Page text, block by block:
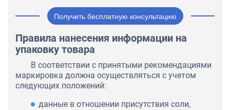
Получить бесплатную консультацию
Правила нанесения информации на
упаковку товара
В соответствии с принятыми рекомендациями
маркировка должна осуществляться с учетом
следующих положений:
данные в отношении присутствия соли,